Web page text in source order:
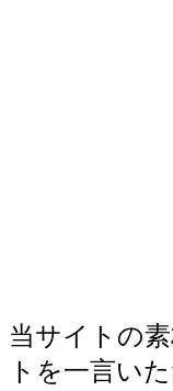
当サイトの
トを一言い